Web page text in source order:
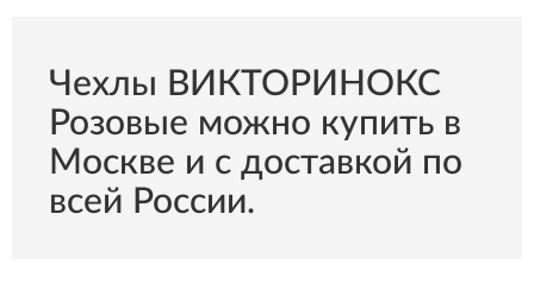
Чехлы ВИКТОРИНОКС
Розовые можно купить в
Москве и с доставкой по
всей России.